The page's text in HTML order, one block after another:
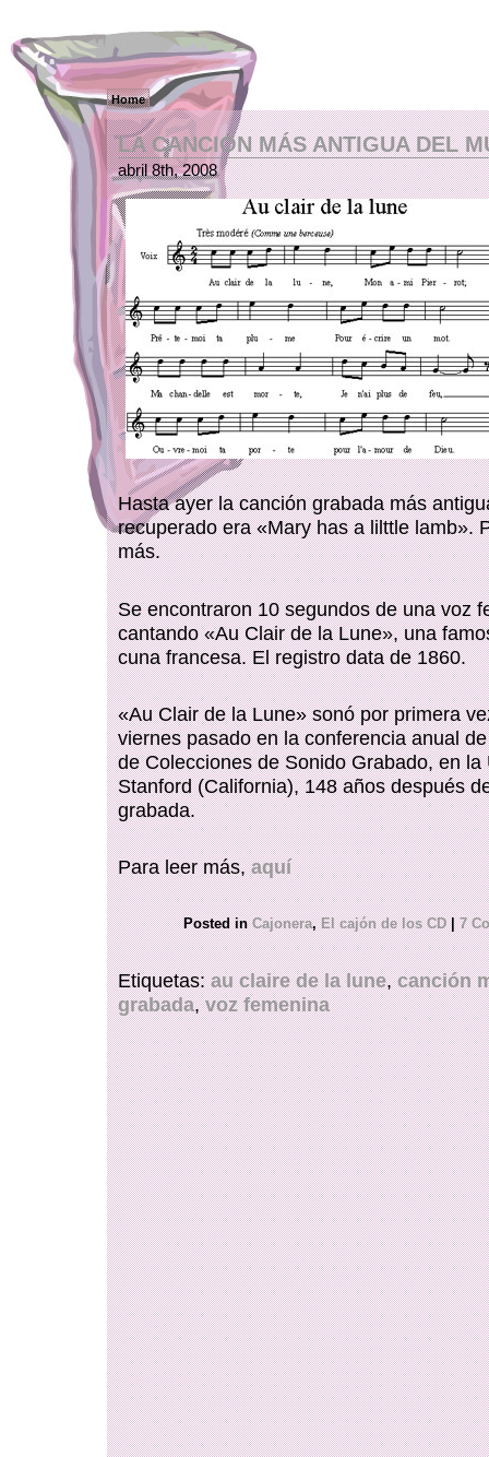
Home
LA CANCIÓN MÁS ANTIGUA DEL
abril 8th, 2008
Hasta ayer la canción grabada más
recuperado era «Mary has a lilttle lamb».
más.
Se encontraron 10 segundos de una voz
cantando «Au Clair de la Lune», una
cuna francesa. El registro data de 1860.
«Au Clair de la Lune» sonó por primera
viernes pasado en la conferencia anual
de Colecciones de Sonido Grabado, en la
Stanford (California), 148 años después
grabada.
Para leer más,aquí
Posted inCajonera,El cajón de los CD | 7
Etiquetas:au claire de la lune,canción
grabada,voz femenina